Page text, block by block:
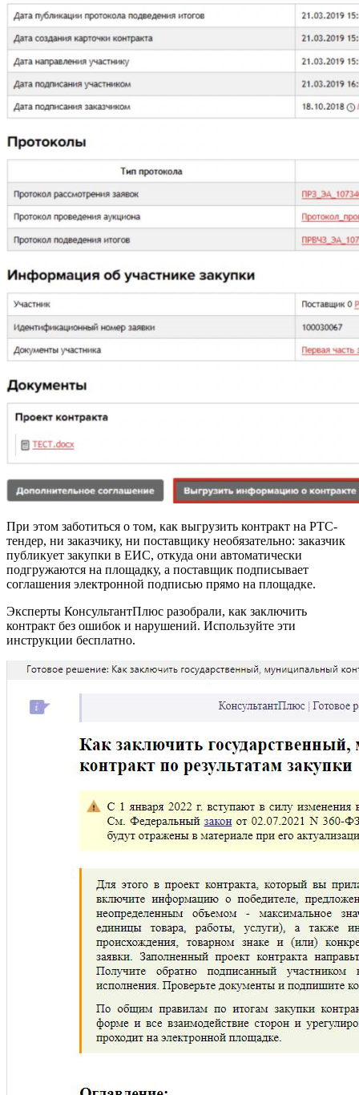
При этом заботиться о том, как выгрузить контракт на РТС-
тендер, ни заказчику, ни поставщику необязательно: заказчик
публикует закупки в ЕИС, откуда они автоматически
подгружаются на площадку, а поставщик подписывает
соглашения электронной подписью прямо на площадке.
Эксперты КонсультантПлюс разобрали, как заключить
контракт без ошибок и нарушений. Используйте эти
инструкции бесплатно.